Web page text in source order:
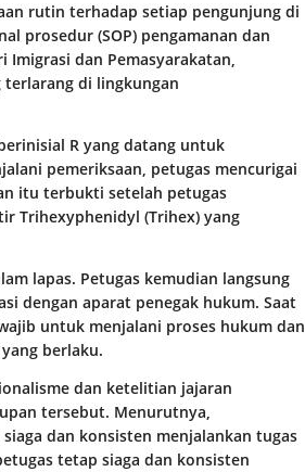
rutin terhadap setiap pengunjung di
prosedur (SOP) pengamanan dan
Imigrasi dan Pemasyarakatan,
di lingkungan
R yang datang untuk
pemeriksaan, petugas mencurigai
itu terbukti setelah petugas
Trihexyphenidyl (Trihex) yang
lapas. Petugas kemudian langsung
dengan aparat penegak hukum. Saat
untuk menjalani proses hukum dan
berlaku.
dan ketelitian jajaran
tersebut. Menurutnya,
dan konsisten menjalankan tugas
tetap siaga dan konsisten